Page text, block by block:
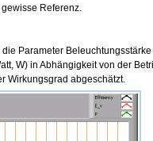
Referenz.
Parameter
W) in Abhängigkeit von der
Wirkungsgrad abgeschätzt.